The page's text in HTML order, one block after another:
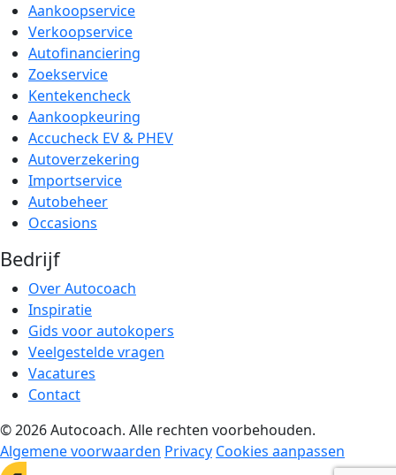
Aankoopservice
Verkoopservice
Autofinanciering
Zoekservice
Kentekencheck
Aankoopkeuring
Accucheck EV & PHEV
Autoverzekering
Importservice
Autobeheer
Occasions
Bedrijf
Over Autocoach
Inspiratie
Gids voor autokopers
Veelgestelde vragen
Vacatures
Contact
© 2026 Autocoach. Alle rechten voorbehouden.
Algemene voorwaarden Privacy Cookies aanpassen